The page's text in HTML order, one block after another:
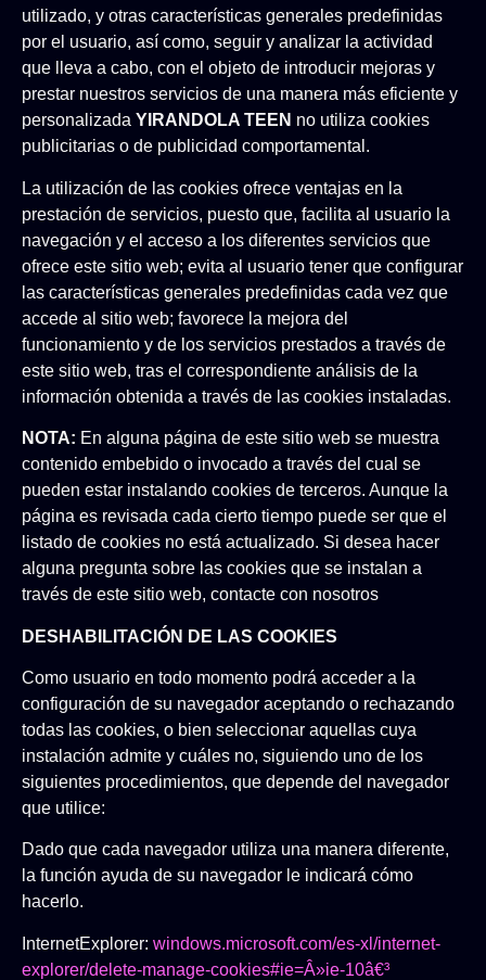
utilizado, y otras características generales predefinidas
por el usuario, así­ como, seguir y analizar la actividad
que lleva a cabo, con el objeto de introducir mejoras y
prestar nuestros servicios de una manera más eficiente y
personalizada YIRANDOLA TEEN no utiliza cookies
publicitarias o de publicidad comportamental.
La utilización de las cookies ofrece ventajas en la
prestación de servicios, puesto que, facilita al usuario la
navegación y el acceso a los diferentes servicios que
ofrece este sitio web; evita al usuario tener que configurar
las características generales predefinidas cada vez que
accede al sitio web; favorece la mejora del
funcionamiento y de los servicios prestados a través de
este sitio web, tras el correspondiente análisis de la
información obtenida a través de las cookies instaladas.
NOTA: En alguna página de este sitio web se muestra
contenido embebido o invocado a través del cual se
pueden estar instalando cookies de terceros. Aunque la
página es revisada cada cierto tiempo puede ser que el
listado de cookies no está actualizado. Si desea hacer
alguna pregunta sobre las cookies que se instalan a
través de este sitio web, contacte con nosotros
DESHABILITACIÓN DE LAS COOKIES
Como usuario en todo momento podrá acceder a la
configuración de su navegador aceptando o rechazando
todas las cookies, o bien seleccionar aquellas cuya
instalación admite y cuáles no, siguiendo uno de los
siguientes procedimientos, que depende del navegador
que utilice:
Dado que cada navegador utiliza una manera diferente,
la función ayuda de su navegador le indicará cómo
hacerlo.
InternetExplorer: windows.microsoft.com/es-xl/internet-
explorer/delete-manage-cookies#ie=Â»ie-10â€³